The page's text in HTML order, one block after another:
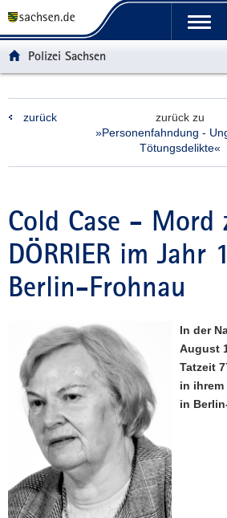
t
l
r
e
i
f
e
N
a
i
o
t
l
a
t
i
o
n
p
i
t
r
i
c
h
Polizei Sachsen
zurück
zurück zu
»Personenfahndung -
Tötungsdelikte«
Cold Case - Mord
DÖRRIER im Jahr
Berlin-Frohnau
In der
August
Tatzeit
in ihrem
in